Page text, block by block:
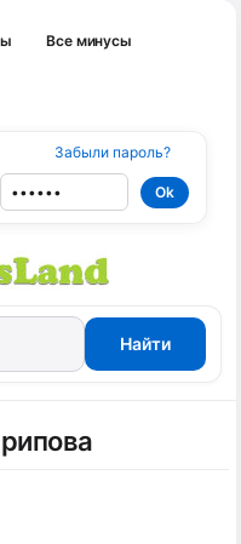
Все минусы
Забыли пароль?